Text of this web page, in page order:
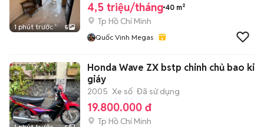
1 phút trước 5
4,5 triệu/tháng 40 m²
Tp Hồ Chí Minh
Quốc Vinh Megas
Honda Wave ZX bstp chinh chủ bao ki
giáy
2005 Xe số Đã sử dụng
19.800.000 đ
Tp Hồ Chí Minh